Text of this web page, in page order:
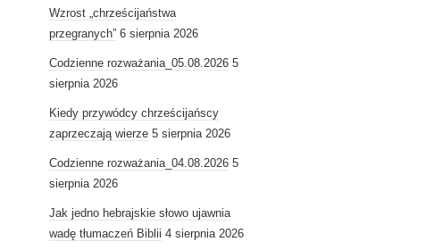
Wzrost „chrześcijaństwa
przegranych” 6 sierpnia 2026
Codzienne rozważania_05.08.2026 5
sierpnia 2026
Kiedy przywódcy chrześcijańscy
zaprzeczają wierze 5 sierpnia 2026
Codzienne rozważania_04.08.2026 5
sierpnia 2026
Jak jedno hebrajskie słowo ujawnia
wadę tłumaczeń Biblii 4 sierpnia 2026